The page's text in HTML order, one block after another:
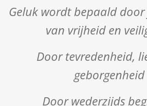
Geluk wordt bepaald door
van vrijheid en
Door tevredenheid,
geborgenheid
Door wederzijds